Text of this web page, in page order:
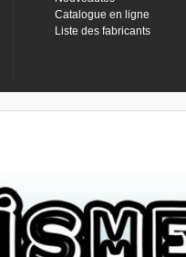
Catalogue en ligne
Liste des fabricants